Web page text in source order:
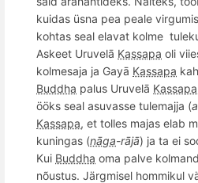
kuidas üsna pea peale
kohtas seal elavat kolme
Askeet Uruvelā Kassapa oli
kolmesaja ja Gayā Kassapa
Buddha palus Uruvelā Kassapa
ööks seal asuvasse tulemajja (
Kassapa, et tolles majas elab m
kuningas (nāga-rājā) ja ta ei
Kui Buddha oma palve
nõustus. Järgmisel hommikul